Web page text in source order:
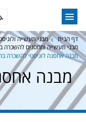
דף הבית מבני תעשייה
מבני תעשייה ומחסנים להשכרה
מבנה אחסנה לוגיסטי להשכרה
מבנה